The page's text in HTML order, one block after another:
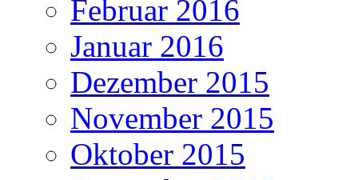
Februar 2016
Januar 2016
Dezember 2015
November 2015
Oktober 2015